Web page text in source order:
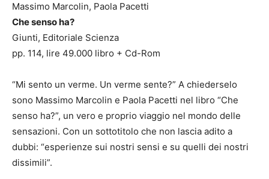
Massimo Marcolin, Paola Pacetti
Che senso ha?
Giunti, Editoriale Scienza
pp. 114, lire 49.000 libro + Cd-Rom
“Mi sento un verme. Un verme sente?” A chiederselo
sono Massimo Marcolin e Paola Pacetti nel libro “Che
senso ha?”, un vero e proprio viaggio nel mondo delle
sensazioni. Con un sottotitolo che non lascia adito a
dubbi: “esperienze sui nostri sensi e su quelli dei nostri
dissimili”.